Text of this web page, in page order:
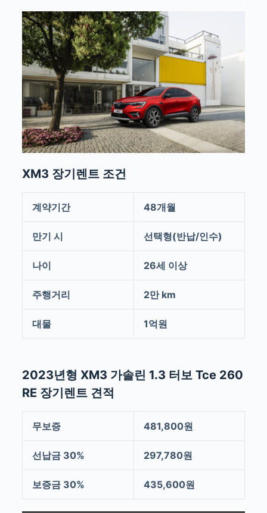
XM3 장기렌트 조건
계약기간 48개월
만기 시 선택형(반납/인수)
나이 26세 이상
주행거리 2만 km
대물 1억원
2023년형 XM3 가솔린 1.3 터보 Tce 260
RE 장기렌트 견적
무보증 481,800원
선납금 30% 297,780원
보증금 30% 435,600원